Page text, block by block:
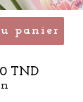
panier
TND